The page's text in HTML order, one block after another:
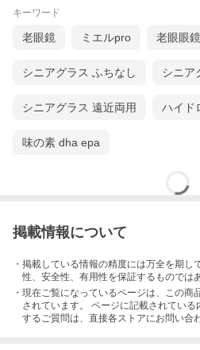
しいリーディンググラスです。
キーワード
老眼鏡 ミエルpro 老眼眼鏡
シニアグラス ふちなし シニア
シニアグラス 遠近両用 ハイド
味の素 dha epa
掲載情報について
・掲載している情報の精度には万全を期
性、安全性、有用性を保証するものでは
・現在ご覧になっているページは、この商
されています。 ページに記載されている
するご質問は、直接各ストアにお問い合